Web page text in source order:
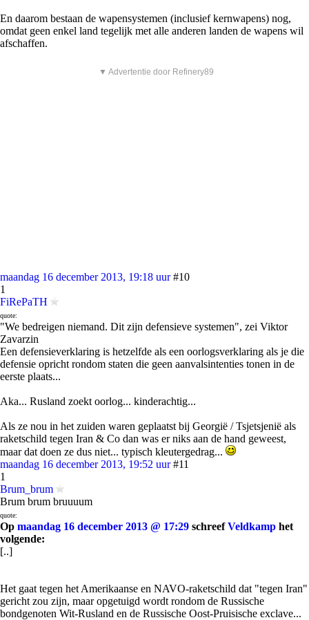
En daarom bestaan de wapensystemen (inclusief kernwapens) nog,
omdat geen enkel land tegelijk met alle anderen landen de wapens wil
afschaffen.
▼ Advertentie door Refinery89
maandag 16 december 2013, 19:18 uur #10
1
FiRePaTH
quote:
"We bedreigen niemand. Dit zijn defensieve systemen", zei Viktor
Zavarzin
Een defensieverklaring is hetzelfde als een oorlogsverklaring als je die
defensie opricht rondom staten die geen aanvalsintenties tonen in de
eerste plaats...
Aka... Rusland zoekt oorlog... kinderachtig...
Als ze nou in het zuiden waren geplaatst bij Georgië / Tsjetsjenië als
raketschild tegen Iran & Co dan was er niks aan de hand geweest,
maar dat doen ze dus niet... typisch kleutergedrag...
maandag 16 december 2013, 19:52 uur #11
1
Brum_brum
Brum brum bruuuum
quote:
Op maandag 16 december 2013 @ 17:29 schreefVeldkamp het
volgende:
[..]
Het gaat tegen het Amerikaanse en NAVO-raketschild dat "tegen Iran"
gericht zou zijn, maar opgetuigd wordt rondom de Russische
bondgenoten Wit-Rusland en de Russische Oost-Pruisische exclave...